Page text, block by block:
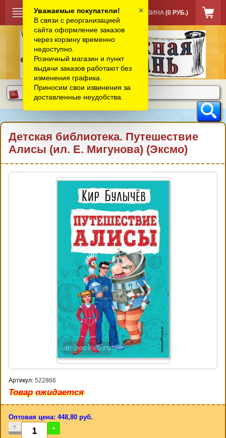
КОРЗИНА (0 РУБ.)
Детская библиотека. Путешествие
Алисы (ил. Е. Мигунова) (Эксмо)
Артикул: 522866
Товар ожидается
Оптовая цена: 448,80 руб.
- +
Уважаемые покупатели!
В связи с реорганизацией
сайта оформление заказов
через корзину временно
недоступно.
Розничный магазин и пункт
выдачи заказов работают без
изменения графика.
Приносим свои извинения за
доставленные неудобства.
×